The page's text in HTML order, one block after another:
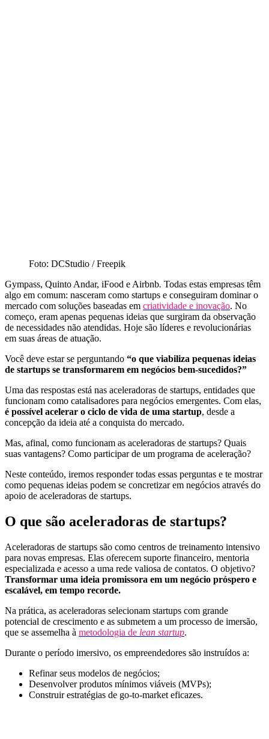
Foto: DCStudio / Freepik
Gympass, Quinto Andar, iFood e Airbnb. Todas estas empresas têm
algo em comum: nasceram como startups e conseguiram dominar o
mercado com soluções baseadas em criatividade e inovação. No
começo, eram apenas pequenas ideias que surgiram da observação
de necessidades não atendidas. Hoje são líderes e revolucionárias
em suas áreas de atuação.
Você deve estar se perguntando “o que viabiliza pequenas ideias
de startups se transformarem em negócios bem-sucedidos?”
Uma das respostas está nas aceleradoras de startups, entidades que
funcionam como catalisadores para negócios emergentes. Com elas,
é possível acelerar o ciclo de vida de uma startup, desde a
concepção da ideia até a conquista do mercado.
Mas, afinal, como funcionam as aceleradoras de startups? Quais
suas vantagens? Como participar de um programa de aceleração?
Neste conteúdo, iremos responder todas essas perguntas e te mostrar
como pequenas ideias podem se concretizar em negócios através do
apoio de aceleradoras de startups.
O que são aceleradoras de startups?
Aceleradoras de startups são como centros de treinamento intensivo
para novas empresas. Elas oferecem suporte financeiro, mentoria
especializada e acesso a uma rede valiosa de contatos. O objetivo?
Transformar uma ideia promissora em um negócio próspero e
escalável, em tempo recorde.
Na prática, as aceleradoras selecionam startups com grande
potencial de crescimento e as submetem a um processo de imersão,
que se assemelha à metodologia de lean startup.
Durante o período imersivo, os empreendedores são instruídos a:
Refinar seus modelos de negócios;
Desenvolver produtos mínimos viáveis (MVPs);
Construir estratégias de go-to-market eficazes.